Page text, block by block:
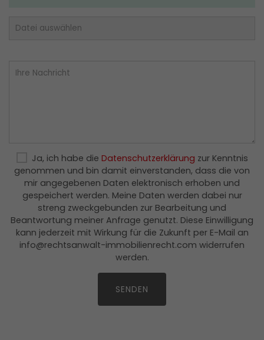
Ja, ich habe die Datenschutzerklärung zur Kenntnis
genommen und bin damit einverstanden, dass die von
mir angegebenen Daten elektronisch erhoben und
gespeichert werden. Meine Daten werden dabei nur
streng zweckgebunden zur Bearbeitung und
Beantwortung meiner Anfrage genutzt. Diese Einwilligung
kann jederzeit mit Wirkung für die Zukunft per E-Mail an
info@rechtsanwalt-immobilienrecht.com widerrufen
werden.
SENDEN
Speichert Ihre Cookie-Entscheidungen aus
dieser Cookie-Verwaltung.
Anbieter: Diese Website
anonym. Diese Informationen helfen uns zu
verstehen, wie unsere Besucher unsere
Website nutzen.
_ga(Google Tag Manager)
Speichert für jeden Besucher der Website
eine anonyme ID. Anhand der ID können
Seitenaufrufe einem Besucher zugeordnet